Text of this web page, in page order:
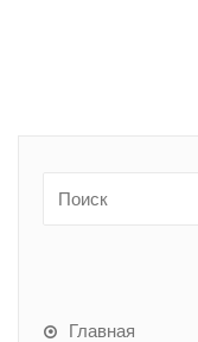
Главная